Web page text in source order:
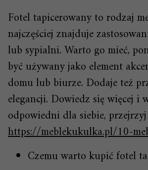
Fotel tapicerowany to rodzaj
najczęściej znajduje
lub sypialni. Warto go mieć,
być używany jako element
domu lub biurze. Dodaje też
elegancji. Dowiedz się więcej i
odpowiedni dla siebie,
https://meblekukulka.pl/10-
Czemu warto kupić fotel